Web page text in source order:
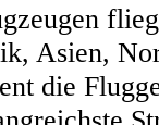
Asien,
die